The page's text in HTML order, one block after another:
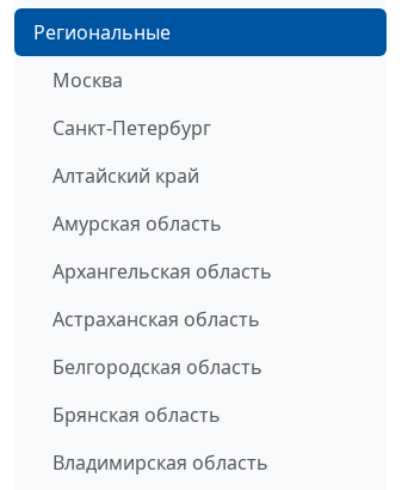
Региональные
Москва
Санкт-Петербург
Алтайский край
Амурская область
Архангельская область
Астраханская область
Белгородская область
Брянская область
Владимирская область